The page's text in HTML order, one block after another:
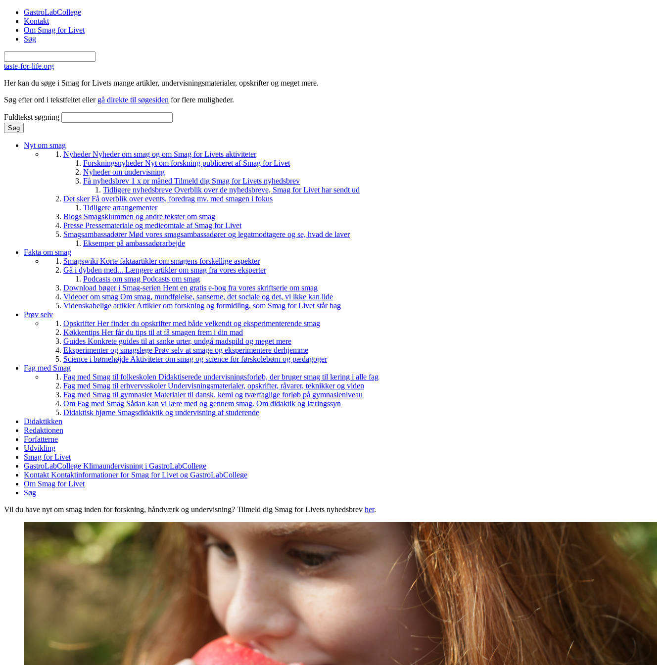
Gå til hovedindhold
GastroLabCollege
Kontakt
Om Smag for Livet
Søg
taste-for-life.org
Her kan du søge i Smag for Livets mange artikler, undervisningsmaterialer, opskrifter og meget mere.
Søg efter ord i tekstfeltet eller gå direkte til søgesiden for flere muligheder.
Fuldtekst søgning
Nyt om smag
NyhederNyheder om smag og om Smag for Livets aktiviteter
ForskningsnyhederNyt om forskning publiceret af Smag for Livet
Nyheder om undervisning
Få nyhedsbrev 1 x pr måned Tilmeld dig Smag for Livets nyhedsbrev
Tidligere nyhedsbreve Overblik over de nyhedsbreve, Smag for Livet har sendt ud
Det skerFå overblik over events, foredrag mv. med smagen i fokus
Tidligere arrangementer
Blogs Smagsklummen og andre tekster om smag
Presse Pressemateriale og medieomtale af Smag for Livet
SmagsambassadørerMød vores smagsambassadører og legatmodtagere og se, hvad de laver
Eksemper på ambassadørarbejde
Fakta om smag
Smagswiki Korte faktaartikler om smagens forskellige aspekter
Gå i dybden med... Længere artikler om smag fra vores eksperter
Podcasts om smag Podcasts om smag
Download bøger i Smag-serien Hent en gratis e-bog fra vores skriftserie om smag
Videoer om smag Om smag, mundfølelse, sanserne, det sociale og det, vi ikke kan lide
Videnskabelige artiklerArtikler om forskning og formidling, som Smag for Livet står bag
Prøv selv
OpskrifterHer finder du opskrifter med både velkendt og eksperimenterende smag
Køkkentips Her får du tips til at få smagen frem i din mad
Guides Konkrete guides til at sanke urter, undgå madspild og meget mere
Eksperimenter og smagslege Prøv selv at smage og eksperimentere derhjemme
Science i børnehøjde Aktiviteter om smag og science for førskolebørn og pædagoger
Fag med Smag
Fag med Smag til folkeskolen Didaktiserede undervisningsforløb, der bruger smag til læring i alle fag
Fag med Smag til erhvervsskolerUndervisningsmaterialer, opskrifter, råvarer, teknikker og viden
Fag med Smag til gymnasiet Materialer til dansk, kemi og tværfaglige forløb på gymnasieniveau
Om Fag med Smag Sådan kan vi lære med og gennem smag. Om didaktik og læringssyn
Didaktisk hjørne Smagsdidaktik og undervisning af studerende
Didaktikken
Redaktionen
Forfatterne
Udvikling
Smag for Livet
GastroLabCollege Klimaundervisning i GastroLabCollege
Kontakt Kontaktinformationer for Smag for Livet og GastroLabCollege
Om Smag for Livet
Søg
Vil du have nyt om smag inden for forskning, håndværk og undervisning? Tilmeld dig Smag for Livets nyhedsbrev her.